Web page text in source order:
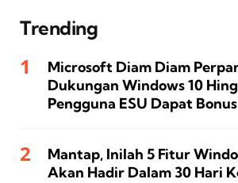
Trending
Microsoft Diam Diam
Dukungan Windows 10
Pengguna ESU Dapat
Mantap, Inilah 5 Fitur
Akan Hadir Dalam 30 Hari